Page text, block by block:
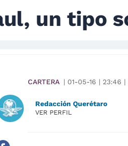
un tipo
CARTERA | 01-05-16 | 23:46 |
Redacción Querétaro
VER PERFIL